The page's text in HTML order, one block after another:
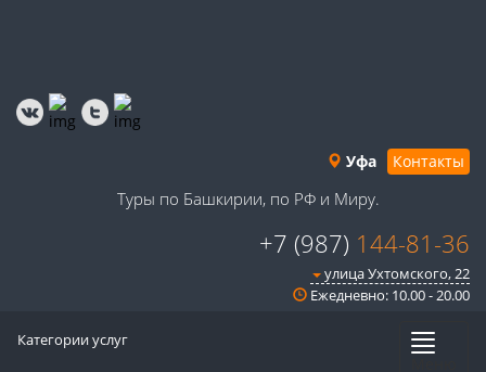
Уфа Контакты
Туры по Башкирии, по РФ и Миру.
+7 (987) 144-81-36
улица Ухтомского, 22
Ежедневно: 10.00 - 20.00
Категории услуг